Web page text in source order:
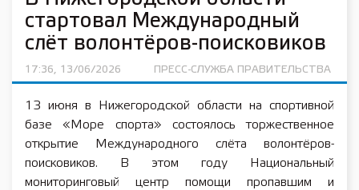
стартовал Международный
слёт волонтёров-поисковиков
17:36, 13/06/2026 ПРЕСС-СЛУЖБА ПРАВИТЕЛЬСТВА
13 июня в Нижегородской области на спортивной
базе «Море спорта» состоялось торжественное
открытие Международного слёта волонтёров-
поисковиков. В этом году Национальный
мониторинговый центр помощи пропавшим и